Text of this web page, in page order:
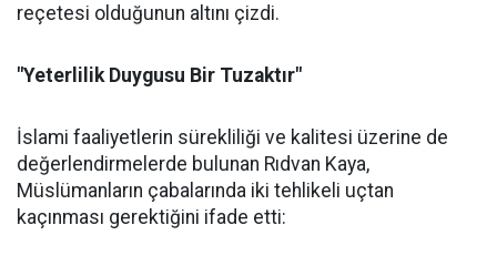
reçetesi olduğunun altını çizdi.
"Yeterlilik Duygusu Bir Tuzaktır"
İslami faaliyetlerin sürekliliği ve kalitesi üzerine de
değerlendirmelerde bulunan Rıdvan Kaya,
Müslümanların çabalarında iki tehlikeli uçtan
kaçınması gerektiğini ifade etti: